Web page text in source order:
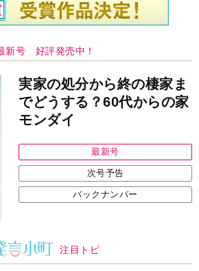
新号 好評発売中！
実家の処分から終の棲家ま
でどうする？60代からの家
モンダイ
最新号
次号予告
バックナンバー
注目トピ